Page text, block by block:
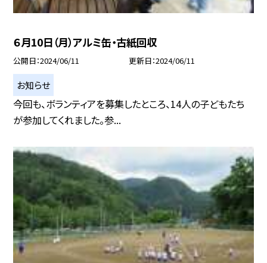
６月10日（月）アルミ缶・古紙回収
公開日 2024/06/11 更新日 2024/06/11
お知らせ
今回も、ボランティアを募集したところ、14人の子どもたち
が参加してくれました。参...